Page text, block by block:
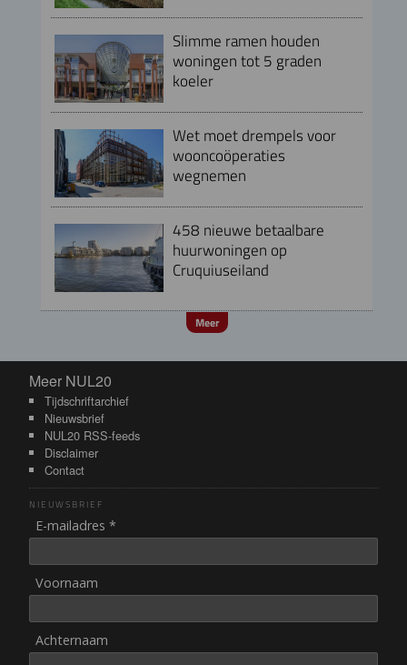
Slimme ramen houden
woningen tot 5 graden
koeler
Wet moet drempels voor
wooncoöperaties
wegnemen
458 nieuwe betaalbare
huurwoningen op
Cruquiuseiland
Meer
Meer NUL20
Meer NUL20
Tijdschriftarchief
Nieuwsbrief
NUL20 RSS-feeds
Disclaimer
Contact
NIEUWSBRIEF
E-mailadres *
Voornaam
Achternaam